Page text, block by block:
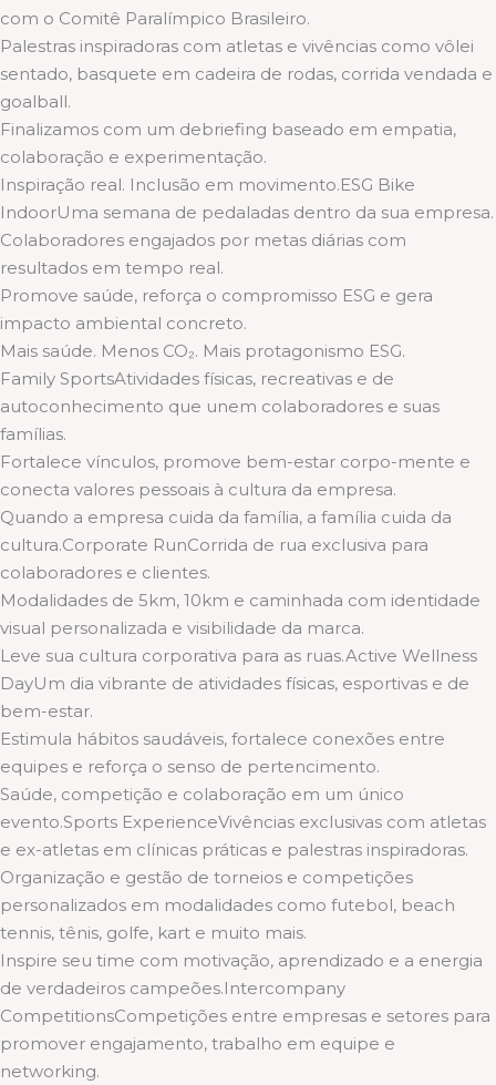
com o Comitê Paralímpico Brasileiro.
Palestras inspiradoras com atletas e vivências como vôlei
sentado, basquete em cadeira de rodas, corrida vendada e
goalball.
Finalizamos com um debriefing baseado em empatia,
colaboração e experimentação.
Inspiração real. Inclusão em movimento.ESG Bike
IndoorUma semana de pedaladas dentro da sua empresa.
Colaboradores engajados por metas diárias com
resultados em tempo real.
Promove saúde, reforça o compromisso ESG e gera
impacto ambiental concreto.
Mais saúde. Menos CO₂. Mais protagonismo ESG.
Family SportsAtividades físicas, recreativas e de
autoconhecimento que unem colaboradores e suas
famílias.
Fortalece vínculos, promove bem-estar corpo-mente e
conecta valores pessoais à cultura da empresa.
Quando a empresa cuida da família, a família cuida da
cultura.Corporate RunCorrida de rua exclusiva para
colaboradores e clientes.
Modalidades de 5km, 10km e caminhada com identidade
visual personalizada e visibilidade da marca.
Leve sua cultura corporativa para as ruas.Active Wellness
DayUm dia vibrante de atividades físicas, esportivas e de
bem-estar.
Estimula hábitos saudáveis, fortalece conexões entre
equipes e reforça o senso de pertencimento.
Saúde, competição e colaboração em um único
evento.Sports ExperienceVivências exclusivas com atletas
e ex-atletas em clínicas práticas e palestras inspiradoras.
Organização e gestão de torneios e competições
personalizados em modalidades como futebol, beach
tennis, tênis, golfe, kart e muito mais.
Inspire seu time com motivação, aprendizado e a energia
de verdadeiros campeões.Intercompany
CompetitionsCompetições entre empresas e setores para
promover engajamento, trabalho em equipe e
networking.